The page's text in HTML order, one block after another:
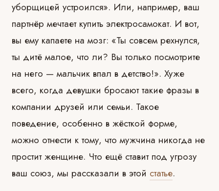
уборщицей устроился». Или, например, ваш
партнёр мечтает купить электросамокат. И вот,
вы ему капаете на мозг: «Ты совсем рехнулся,
ты дитё малое, что ли? Вы только посмотрите
на него — мальчик впал в детство!». Хуже
всего, когда девушки бросают такие фразы в
компании друзей или семьи. Такое
поведение, особенно в жёсткой форме,
можно отнести к тому, что мужчина никогда не
простит женщине. Что ещё ставит под угрозу
ваш союз, мы рассказали в этой статье.